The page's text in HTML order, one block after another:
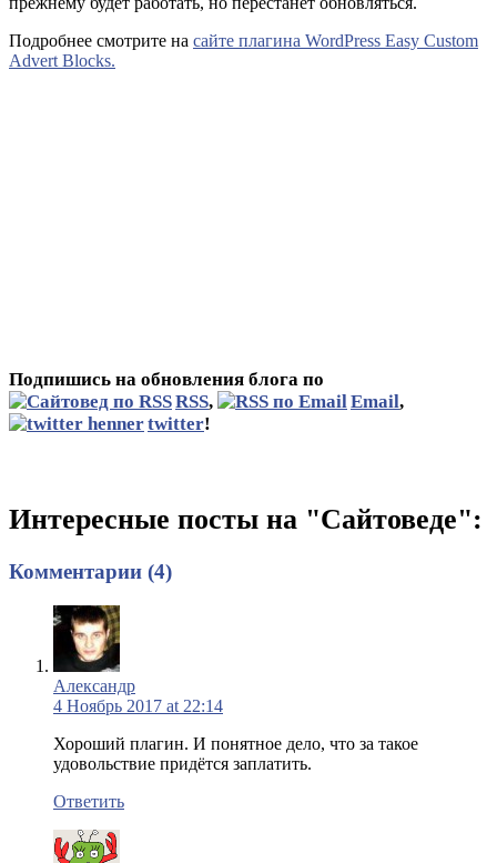
Подробнее смотрите на сайте плагина WordPress Easy Custom
Advert Blocks.
Подпишись на обновления блога по
RSS, Email,
twitter!
Интересные посты на "Сайтоведе":
Комментарии (4)
Александр
4 Ноябрь 2017 at 22:14
Хороший плагин. И понятное дело, что за такое
удовольствие придётся заплатить.
Ответить